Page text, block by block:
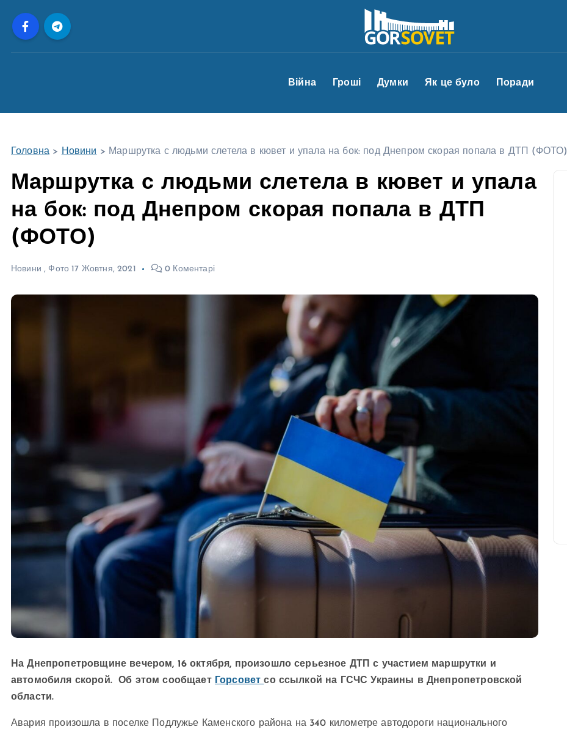
Війна Гроші Думки Як це було Поради
Головна > Новини > Маршрутка с людьми слетела в кювет и упала на бок: под Днепром скорая попала в ДТП (ФОТО)
Маршрутка с людьми слетела в кювет и упала
на бок: под Днепром скорая попала в ДТП
(ФОТО)
Новини , Фото 17 Жовтня, 2021 0 Коментарі
На Днепропетровщине вечером, 16 октября, произошло серьезное ДТП с участием маршрутки и
автомобиля скорой. Об этом сообщает Горсоветсо ссылкой на ГСЧС Украины в Днепропетровской
области.
Авария произошла в поселке Подлужье Каменского района на 340 километре автодороги национального